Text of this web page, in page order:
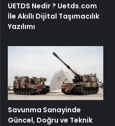
UETDS Nedir ? Uetds.com
İle Akıllı Dijital Taşımacılık
Yazılımı
Savunma Sanayinde
Güncel, Doğru ve Teknik